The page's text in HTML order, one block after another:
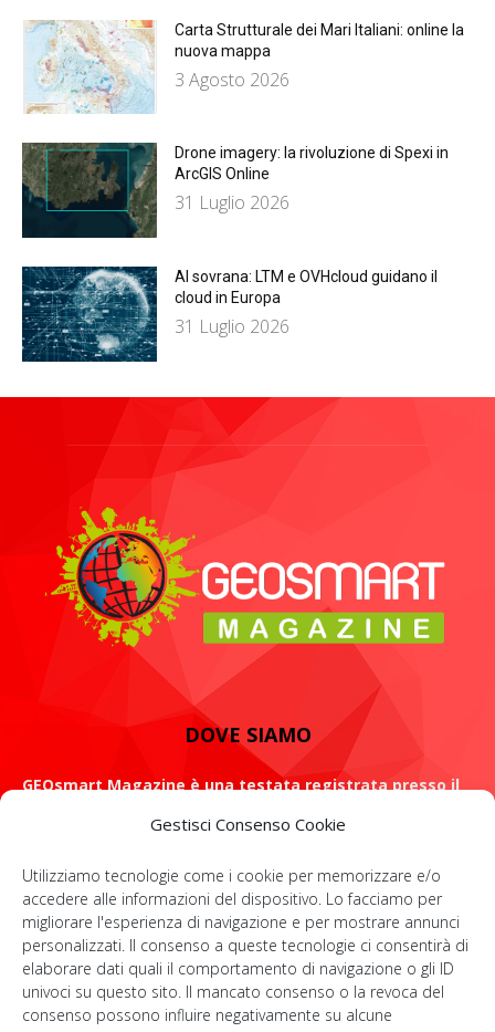
Gestisci Consenso Cookie
Utilizziamo tecnologie come i cookie per memorizzare e/o
accedere alle informazioni del dispositivo. Lo facciamo per
migliorare l'esperienza di navigazione e per mostrare annunci
personalizzati. Il consenso a queste tecnologie ci consentirà di
elaborare dati quali il comportamento di navigazione o gli ID
univoci su questo sito. Il mancato consenso o la revoca del
consenso possono influire negativamente su alcune
Carta Strutturale dei Mari Italiani: online la
nuova mappa
3 Agosto 2026
Drone imagery: la rivoluzione di Spexi in
ArcGIS Online
31 Luglio 2026
Al sovrana: LTM е OVHcloud guidano il
cloud in Europа
31 Luglio 2026
DOVE SIAMO
GEOsmart Magazine è una testata registrata presso il
ROMA: Via Casilina 98, 00182
Contattaci:info@geosmartmagazine.it
SOCIAL